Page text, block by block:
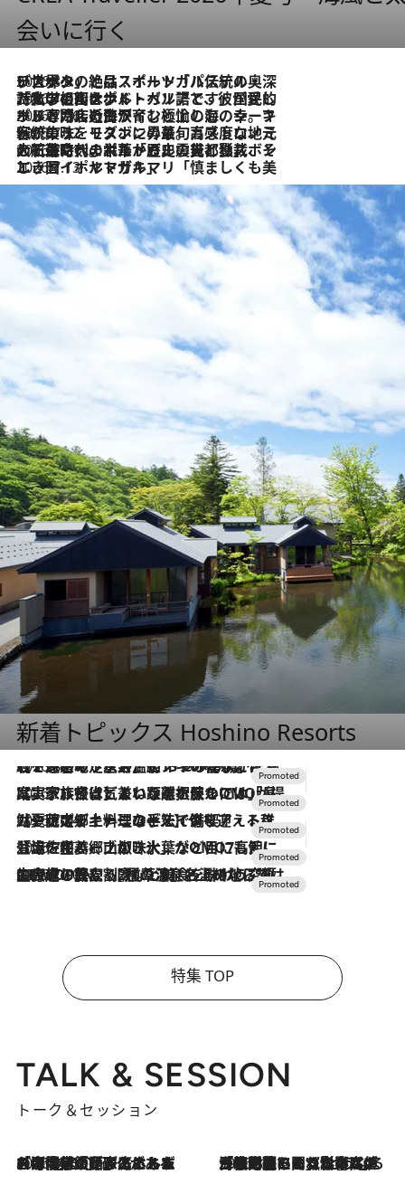
会いに行く
2026.8.8
リスボンの絶品スイーツ「パステル・デ・ナタ」とは？ポルトガル伝統の奥深い世界へ
2026.7.27
「私の祖国はポルトガル語です」国民的詩人フェルナンド・ペソアと、彼が愛した文学の街を歩く
2026.7.26
ポルトガル近海が育む極上の海の幸。キリリと冷えた白ワインと愉しむ、シーフード専門店の贅沢
2026.7.22
伝統の味をモダンに昇華。高感度な地元客が集う、リスボンの最旬ガストロノミー
2026.7.21
大航海時代の栄華から、震災、独裁、そして革命へ。ポルトガル・首都リスボンの石畳に刻まれた「歴史の光と影」
2026.7.13
エッセイ・ヤマザキマリ「慎ましくも美しき国 ポルトガル」
新着トピックス Hoshino Resorts
2026.8.7
【トンボの足水浴】ヒノキの香りに包まれて涼感マックス！約13℃の湧水かけ流しを避暑地「星野温泉 トンボの湯」で体験
2026.7.31
【ホテル帰省】という選択肢をOMOが提案。家族とほどよい距離を保つには「昼は実家、夜は気兼ねなくホテルで！」
2026.7.24
【夏限定ディナーコース】旬を迎える稚鮎や花ズッキーニなどをイタリア・トスカーナの郷土料理の手法で満喫！
2026.7.17
「土佐和ハーブかき氷」がOMO7高知に登場！生姜、山椒、大葉など目にも舌にも涼を呼ぶ郷土の味
2026.7.10
NEW OPEN！【界 草津】名湯の地に誕生。趣の異なる2種の温泉と上州ならではの会席・蕎麦割烹など美食を味わう究極の癒やし旅
特集 TOP
TALK & SESSION
トーク＆セッション
2026.8.3
「今後値上げがあるとすれば…」「リスクがあるのは今年の冬」エネルギー専門家が語る、ホルムズ海峡封鎖が家庭にもたらす“ある心配” 2026.8.3
「住宅建てられない…」「サーチャージ料の高値が続いている」ホルムズ海峡封鎖による影響はいつまで続く？《エネルギー専門家に聞く“どうなる日本の暮らし”》